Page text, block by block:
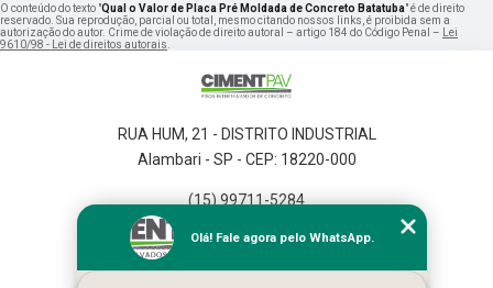
O conteúdo do texto "Qual o Valor de Placa Pré Moldada de Concreto Batatuba" é de direito
reservado. Sua reprodução, parcial ou total, mesmo citando nossos links, é proibida sem a
autorização do autor. Crime de violação de direito autoral – artigo 184 do Código Penal –
Lei
9610/98 - Lei de direitos autorais
RUA HUM, 21 - DISTRITO INDUSTRIAL
Alambari - SP - CEP: 18220-000
(15) 99711-5284
Home
Olá! Fale agora pelo WhatsApp.